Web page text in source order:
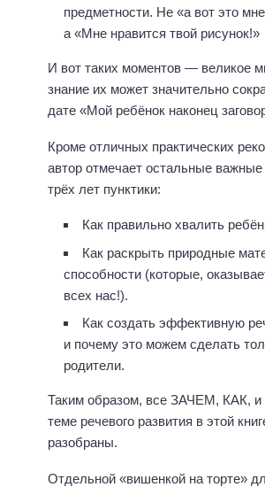
предметности. Не «а вот это
а «Мне нравится твой рисунок!»⠀
И вот таких моментов — великое
знание их может значительно
дате «Мой ребёнок наконец
Кроме отличных практических
автор отмечает остальные
трёх лет пунктики:⠀
Как правильно хвалить
Как раскрыть природные
способности (которые,
всех нас!).
Как создать эффективную
и почему это можем сделать
родители.
Таким образом, все ЗАЧЕМ, КАК,
теме речевого развития в этой
разобраны.
Отдельной «вишенкой на торте»